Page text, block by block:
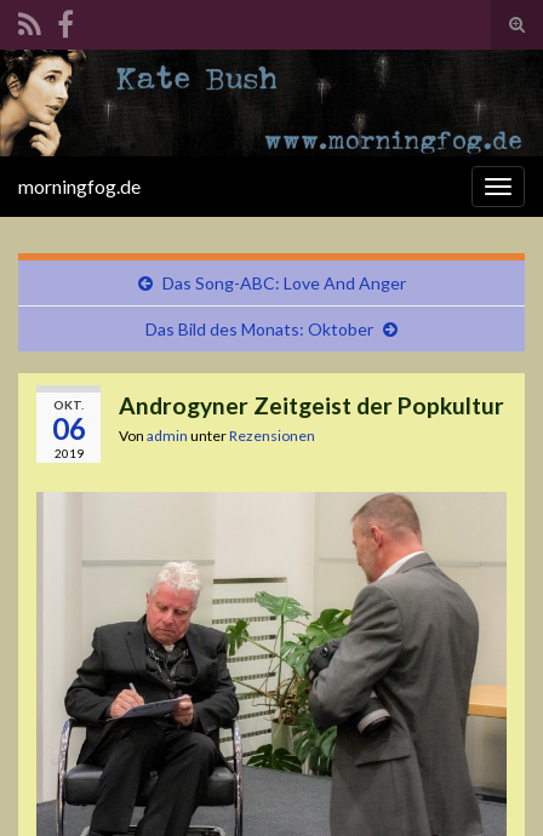
Search for:
morningfog.de
Das Song-ABC: Love And Anger
Das Bild des Monats: Oktober
OKT.
06
2019
Androgyner Zeitgeist der Popkultur
Von admin unterRezensionen